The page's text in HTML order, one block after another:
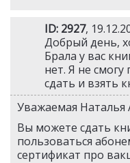
ID: 2927,
Добрый день,
Брала у вас
нет. Я не смогу
сдать и взять
Уважаемая Наталья
Вы можете сдать
пользоваться
сертификат про